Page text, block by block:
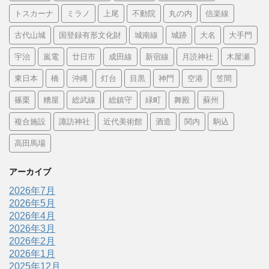
トスカーナ ミラノ 上尾 不動院 丸の内 信楽線
古代山城 国登録有形文化財 城南線 城跡 大名 大手門
宇治 嵐電 廿日市 成田線 新宿線 月読神社 木屋瀬
東日本 橋 沖縄 灯台 目黒 神門 空港 笠間
篠栗 糟屋 総武線 総鎮守 緑町 舞殿 蘇州
複合施設 諏訪神社 近代美術館 酒造 関内 駒込
高田馬場
アーカイブ
2026年7月
2026年5月
2026年4月
2026年3月
2026年2月
2026年1月
2025年12月